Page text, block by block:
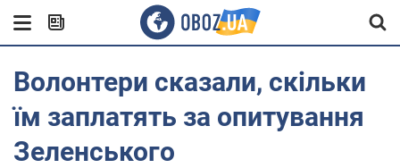
Волонтери сказали, скільки
їм заплатять за опитування
Зеленського